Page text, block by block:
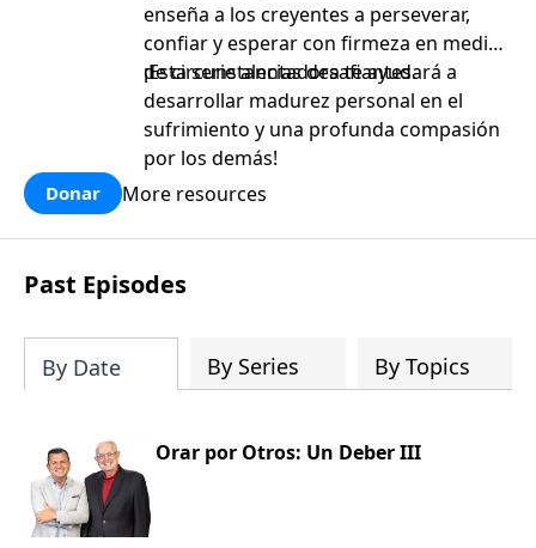
enseña a los creyentes a perseverar,
confiar y esperar con firmeza en medio
de circunstancias desafiantes.
¡Esta serie alentadora te ayudará a
desarrollar madurez personal en el
sufrimiento y una profunda compasión
por los demás!
Donar More resources
Past Episodes
By Date By Series By Topics
Orar por Otros: Un Deber III